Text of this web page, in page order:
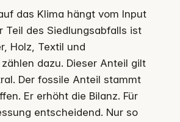
das Klima hängt vom Input
Teil des Siedlungsabfalls ist
Holz, Textil und
dazu. Dieser Anteil gilt
Der fossile Anteil stammt
Er erhöht die Bilanz. Für
entscheidend. Nur so